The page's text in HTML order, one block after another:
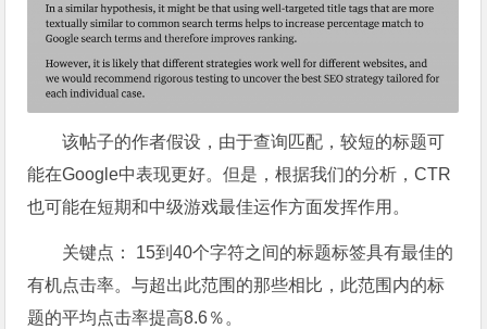
该帖子的作者假设，由于查询匹配，较短的标题可
能在Google中表现更好。但是，根据我们的分析，CTR
也可能在短期和中级游戏最佳运作方面发挥作用。
关键点：
15到40个字符之间的标题标签具有最佳的
有机点击率。与超出此范围的那些相比，此范围内的标
题的平均点击率提高8.6％。